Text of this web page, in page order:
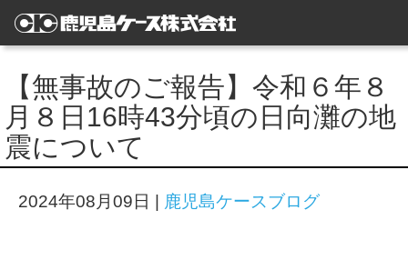
【無事故のご報告】令和６年８
月８日16時43分頃の日向灘の地
震について
2024年08月09日 | 鹿児島ケースブログ